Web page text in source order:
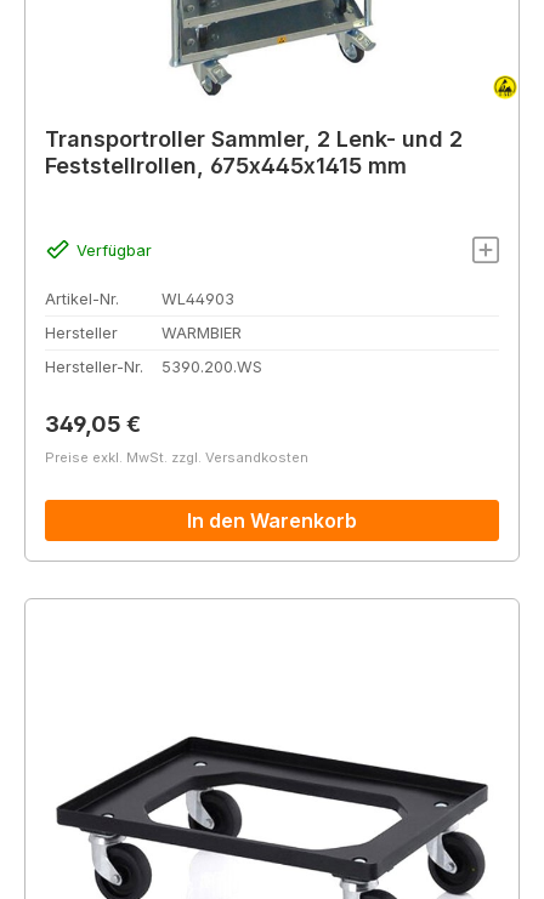
Transportroller Sammler, 2 Lenk- und 2
Feststellrollen, 675x445x1415 mm
Verfügbar
Artikel-Nr.
WL44903
Hersteller
WARMBIER
Hersteller-Nr.
5390.200.WS
Regulärer Preis:
349,05 €
Preise exkl. MwSt. zzgl. Versandkosten
In den Warenkorb